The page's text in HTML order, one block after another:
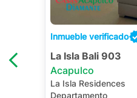
Inmueble verificado
La Isla Bali 903
Acapulco
La Isla Residences
Departamento